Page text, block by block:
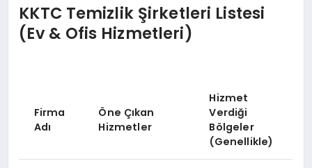
KKTC Temizlik Şirketleri Listesi
(Ev & Ofis Hizmetleri)
Firma
Adı
Öne Çıkan
Hizmetler
Hizmet
Verdiği
Bölgeler
(Genellikle)